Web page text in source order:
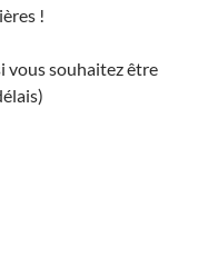
!
vous souhaitez être